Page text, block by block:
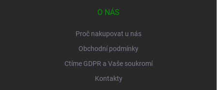
O NÁS
Proč nakupovat u nás
Obchodní podmínky
Ctíme GDPR a Vaše soukromí
Kontakty